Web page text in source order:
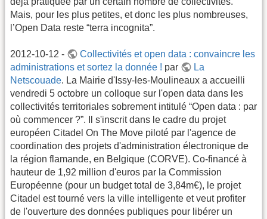
Mais, pour les plus petites, et donc les plus nombreuses,
l’Open Data reste “terra incognita”.
2012-10-12 -
Collectivités et open data : convaincre les
administrations et sortez la donnée ! par
La
Netscouade. La Mairie d'Issy-les-Moulineaux a accueilli
vendredi 5 octobre un colloque sur l'open data dans les
collectivités territoriales sobrement intitulé “Open data : par
où commencer ?”. Il s'inscrit dans le cadre du projet
européen Citadel On The Move piloté par l'agence de
coordination des projets d'administration électronique de
la région flamande, en Belgique (CORVE). Co-financé à
hauteur de 1,92 million d'euros par la Commission
Européenne (pour un budget total de 3,84m€), le projet
Citadel est tourné vers la ville intelligente et veut profiter
de l'ouverture des données publiques pour libérer un